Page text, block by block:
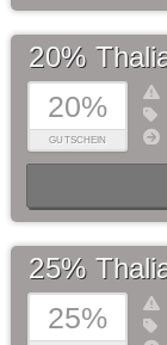
20%
GUTSCHEIN
20%
25%
25%